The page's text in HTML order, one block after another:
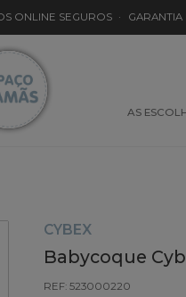
ONLINE SEGUROS ·
AS
CYBEX
Babycoque
REF: 523000220